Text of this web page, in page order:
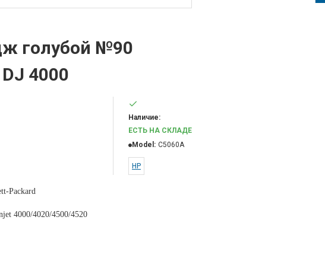
голубой №90
4000
Наличие:
ЕСТЬ НА СКЛАДЕ
Model: C5060A
HP
Packard
4000/4020/4500/4520